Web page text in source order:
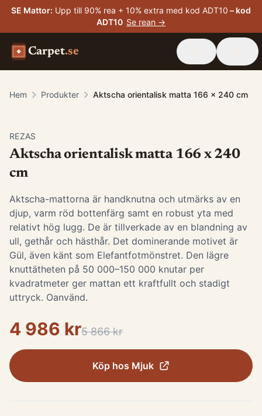
SE Mattor: Upp till 90% rea + 10% extra med kod ADT10 – kod
ADT10 Se rean →
Carpet.se
Hem Produkter Aktscha orientalisk matta 166 x 240 cm
REZAS
Aktscha orientalisk matta 166 x 240
cm
Aktscha-mattorna är handknutna och utmärks av en
djup, varm röd bottenfärg samt en robust yta med
relativt hög lugg. De är tillverkade av en blandning av
ull, gethår och hästhår. Det dominerande motivet är
Gül, även känt som Elefantfotmönstret. Den lägre
knuttätheten på 50 000–150 000 knutar per
kvadratmeter ger mattan ett kraftfullt och stadigt
uttryck. Oanvänd.
4 986 kr5 866 kr
Köp hos Mjuk